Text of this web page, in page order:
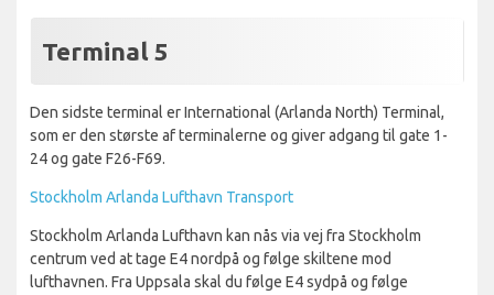
Terminal 5
Den sidste terminal er International (Arlanda North) Terminal,
som er den største af terminalerne og giver adgang til gate 1-
24 og gate F26-F69.
Stockholm Arlanda Lufthavn Transport
Stockholm Arlanda Lufthavn kan nås via vej fra Stockholm
centrum ved at tage E4 nordpå og følge skiltene mod
lufthavnen. Fra Uppsala skal du følge E4 sydpå og følge